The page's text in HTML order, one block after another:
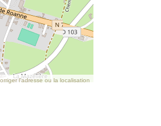
l’adresse ou la localisation